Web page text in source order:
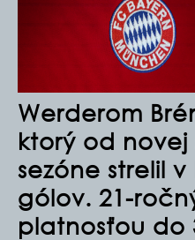
Werderom
ktorý od novej
sezóne strelil
gólov. 21-
platnosťou do